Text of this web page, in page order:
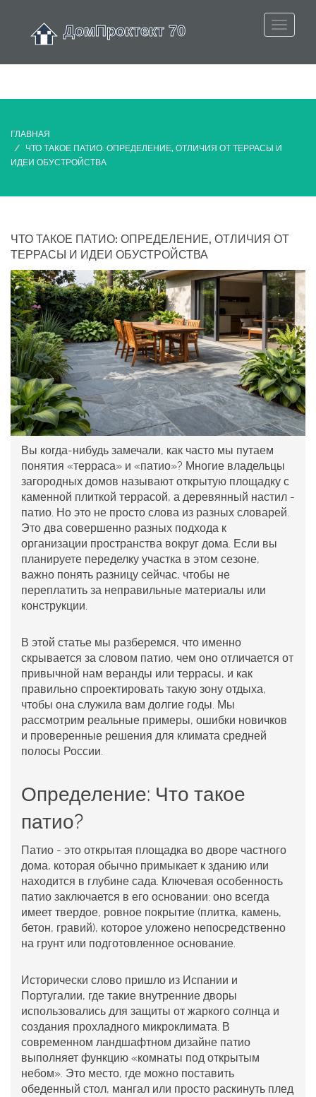
ГЛАВНАЯ
ЧТО ТАКОЕ ПАТИО: ОПРЕДЕЛЕНИЕ, ОТЛИЧИЯ ОТ ТЕРРАСЫ И
ИДЕИ ОБУСТРОЙСТВА
ЧТО ТАКОЕ ПАТИО: ОПРЕДЕЛЕНИЕ, ОТЛИЧИЯ ОТ
ТЕРРАСЫ И ИДЕИ ОБУСТРОЙСТВА
Вы когда-нибудь замечали, как часто мы путаем
понятия «терраса» и «патио»? Многие владельцы
загородных домов называют открытую площадку с
каменной плиткой террасой, а деревянный настил -
патио. Но это не просто слова из разных словарей.
Это два совершенно разных подхода к
организации пространства вокруг дома. Если вы
планируете переделку участка в этом сезоне,
важно понять разницу сейчас, чтобы не
переплатить за неправильные материалы или
конструкции.
В этой статье мы разберемся, что именно
скрывается за словом патио, чем оно отличается от
привычной нам веранды или террасы, и как
правильно спроектировать такую зону отдыха,
чтобы она служила вам долгие годы. Мы
рассмотрим реальные примеры, ошибки новичков
и проверенные решения для климата средней
полосы России.
Определение: Что такое
патио?
Патио - это открытая площадка во дворе частного
дома, которая обычно примыкает к зданию или
находится в глубине сада. Ключевая особенность
патио заключается в его основании: оно всегда
имеет твердое, ровное покрытие (плитка, камень,
бетон, гравий), которое уложено непосредственно
на грунт или подготовленное основание.
Исторически слово пришло из Испании и
Португалии, где такие внутренние дворы
использовались для защиты от жаркого солнца и
создания прохладного микроклимата. В
современном ландшафтном дизайне патио
выполняет функцию «комнаты под открытым
небом». Это место, где можно поставить
обеденный стол, мангал или просто раскинуть плед